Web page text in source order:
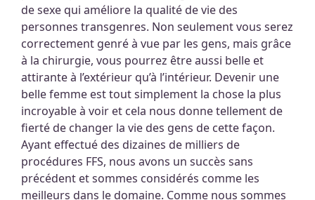
de sexe qui améliore la qualité de vie des
personnes transgenres. Non seulement vous serez
correctement genré à vue par les gens, mais grâce
à la chirurgie, vous pourrez être aussi belle et
attirante à l’extérieur qu’à l’intérieur. Devenir une
belle femme est tout simplement la chose la plus
incroyable à voir et cela nous donne tellement de
fierté de changer la vie des gens de cette façon.
Ayant effectué des dizaines de milliers de
procédures FFS, nous avons un succès sans
précédent et sommes considérés comme les
meilleurs dans le domaine. Comme nous sommes